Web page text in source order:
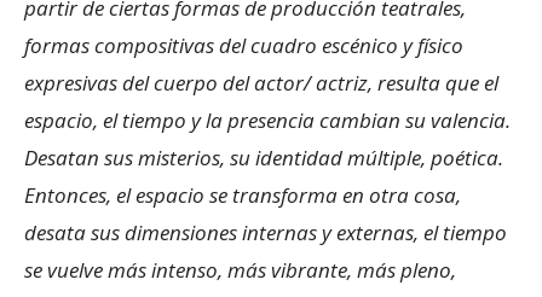
partir de ciertas formas de producción teatrales,
formas compositivas del cuadro escénico y físico
expresivas del cuerpo del actor/ actriz, resulta que el
espacio, el tiempo y la presencia cambian su valencia.
Desatan sus misterios, su identidad múltiple, poética.
Entonces, el espacio se transforma en otra cosa,
desata sus dimensiones internas y externas, el tiempo
se vuelve más intenso, más vibrante, más pleno,